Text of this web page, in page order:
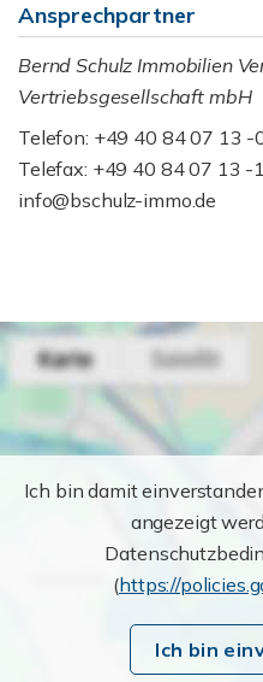
Ansprechpartner
Bernd Schulz Immobilien
Vertriebsgesellschaft mbH
Telefon: +49 40 84 07 13 -
Telefax: +49 40 84 07 13 -
info@bschulz-immo.de
Ich bin damit
angezeigt
(https://
Ich bin